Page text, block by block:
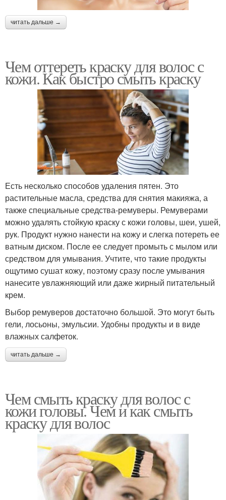
читать дальше →
Чем оттереть краску для волос с
кожи. Как быстро смыть краску
Есть несколько способов удаления пятен. Это
растительные масла, средства для снятия макияжа, а
также специальные средства-ремуверы. Ремуверами
можно удалять стойкую краску с кожи головы, шеи, ушей,
рук. Продукт нужно нанести на кожу и слегка потереть ее
ватным диском. После ее следует промыть с мылом или
средством для умывания. Учтите, что такие продукты
ощутимо сушат кожу, поэтому сразу после умывания
нанесите увлажняющий или даже жирный питательный
крем.
Выбор ремуверов достаточно большой. Это могут быть
гели, лосьоны, эмульсии. Удобны продукты и в виде
влажных салфеток.
читать дальше →
Чем смыть краску для волос с
кожи головы. Чем и как смыть
краску для волос